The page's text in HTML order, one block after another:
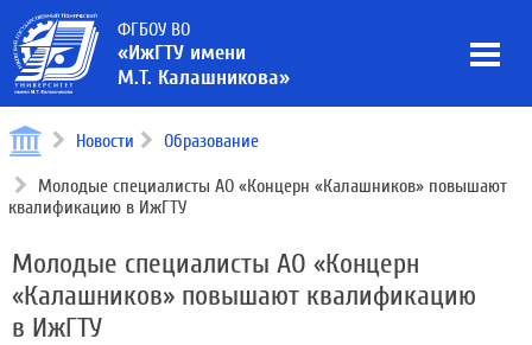
ФГБОУ ВО
«ИжГТУ имени
М.Т. Калашникова»
Новости Образование
Молодые специалисты АО «Концерн «Калашников» повышают
квалификацию в ИжГТУ
Молодые специалисты АО «Концерн
«Калашников» повышают квалификацию
в ИжГТУ